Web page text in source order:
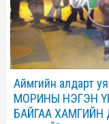
Аймгийн алдарт
МОРИНЫ НЭГЭН
БАЙГАА